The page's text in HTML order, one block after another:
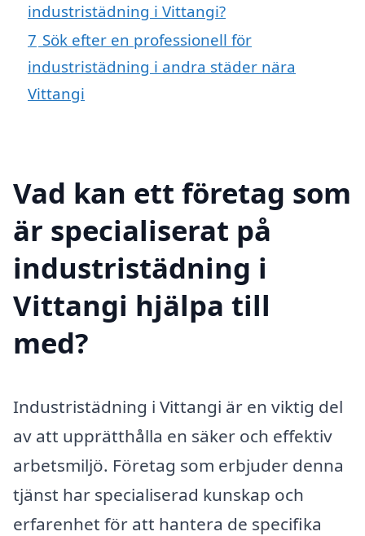
industristädning i Vittangi?
7 Sök efter en professionell för
industristädning i andra städer nära
Vittangi
Vad kan ett företag som
är specialiserat på
industristädning i
Vittangi hjälpa till
med?
Industristädning i Vittangi är en viktig del
av att upprätthålla en säker och effektiv
arbetsmiljö. Företag som erbjuder denna
tjänst har specialiserad kunskap och
erfarenhet för att hantera de specifika